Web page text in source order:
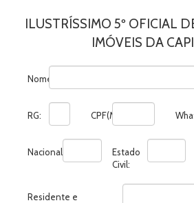
ILUSTRÍSSIMO 5º OFICIAL
IMÓVEIS DA
Nome:
RG: CPF(MF):
Nacionalidade:
Estado
Civil:
Residente e